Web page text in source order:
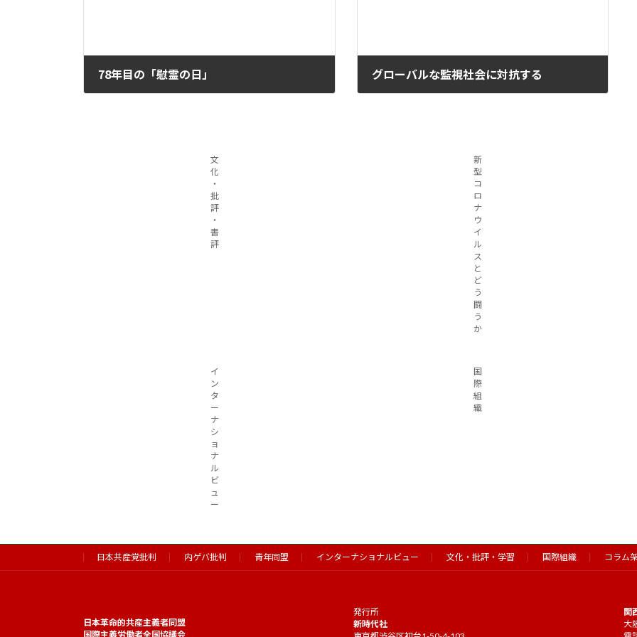
78年目の「慰霊の日」 グローバルな監視社会に対抗する
文
化
・
批
評
・
書
評
新
型
コ
ロ
ナ
ウ
イ
ル
ス
と
ど
う
闘
う
か
イ
ン
タ
ー
ナ
シ
ョ
ナ
ル
ビ
ュ
ー
国
際
組
織
日本共産党批判 内ゲバ批判 青年同盟 インターナショナルビュー 文化・批評・学習 国際組織 コラム
日本革命的共産主義者同盟
国際主義労働者全国協議会
発行所
新時代社
関
大